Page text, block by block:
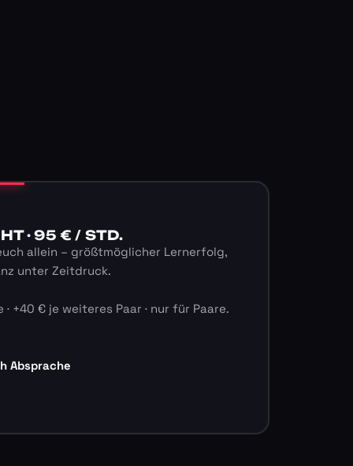
· 95 € / STD.
allein – größtmöglicher Lernerfolg,
unter Zeitdruck.
+40 € je weiteres Paar · nur für Paare.
Absprache